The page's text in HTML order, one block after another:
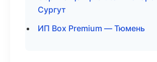
Сургут
ИП Box Premium — Тюмень